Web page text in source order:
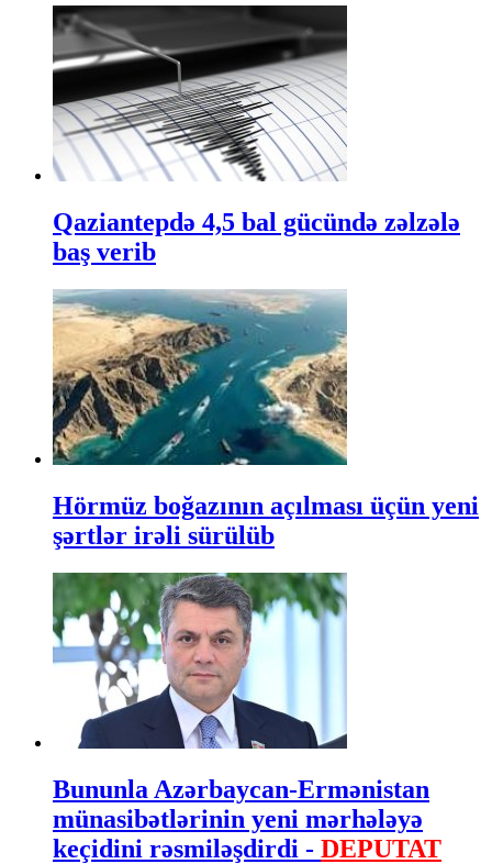
Qaziantepdə 4,5 bal gücündə zəlzələ
baş verib
Hörmüz boğazının açılması üçün yeni
şərtlər irəli sürülüb
Bununla Azərbaycan-Ermənistan
münasibətlərinin yeni mərhələyə
keçidini rəsmiləşdirdi - DEPUTAT